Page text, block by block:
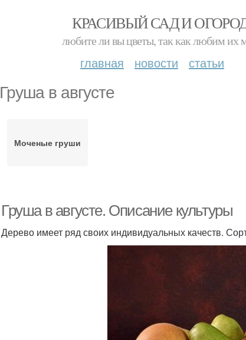
КРАСИВЫЙ САД И
любите ли вы цветы, так как любим их
главная новости статьи
Груша в августе
Моченые груши
Груша в августе. Описание культуры
Дерево имеет ряд своих индивидуальных качеств.